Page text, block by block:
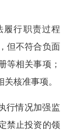
行职责过程
但不符合负面
等相关事项；
核准事项。
行情况加强监
禁止投资的领